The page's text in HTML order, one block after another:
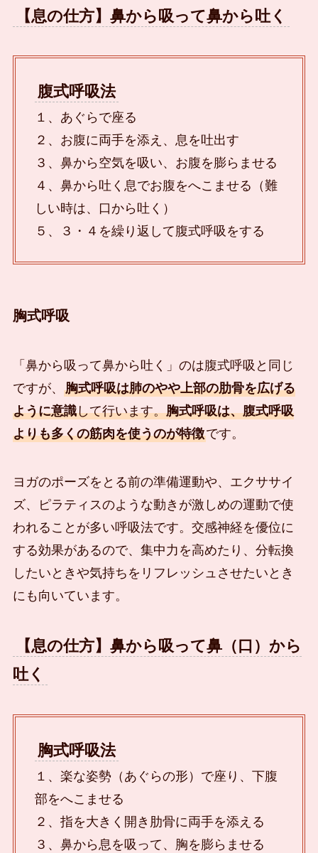
【息の仕方】鼻から吸って鼻から吐く
腹式呼吸法
１、あぐらで座る
２、お腹に両手を添え、息を吐出す
３、鼻から空気を吸い、お腹を膨らませる
４、鼻から吐く息でお腹をへこませる（難
しい時は、口から吐く）
５、３・４を繰り返して腹式呼吸をする
胸式呼吸
「鼻から吸って鼻から吐く」のは腹式呼吸と同じ
ですが、 胸式呼吸は肺のやや上部の肋骨を広げる
ように意識して行います。胸式呼吸は、腹式呼吸
よりも多くの筋肉を使うのが特徴です。
ヨガのポーズをとる前の準備運動や、エクササイ
ズ、ピラティスのような動きが激しめの運動で使
われることが多い呼吸法です。交感神経を優位に
する効果があるので、集中力を高めたり、分転換
したいときや気持ちをリフレッシュさせたいとき
にも向いています。
【息の仕方】鼻から吸って鼻（口）から
吐く
胸式呼吸法
１、楽な姿勢（あぐらの形）で座り、下腹
部をへこませる
２、指を大きく開き肋骨に両手を添える
３、鼻から息を吸って、胸を膨らませる